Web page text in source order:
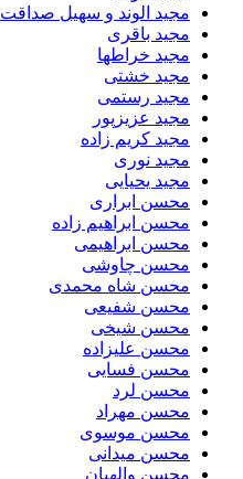
مجید الوند و سهیل صداقت
مجید باقری
مجید خراطها
مجید خشتی
مجید رستمی
مجید عزیزپور
مجید کریم زاده
مجید نوری
مجید یحیایی
محسن ابراری
محسن ابراهیم زاده
محسن ابراهیمی
محسن چاوشی
محسن شاه محمدی
محسن شفیعی
محسن شیخی
محسن علیزاده
محسن فسایی
محسن لرد
محسن مهراد
محسن موسوی
محسن میدانی
محسن والهیان